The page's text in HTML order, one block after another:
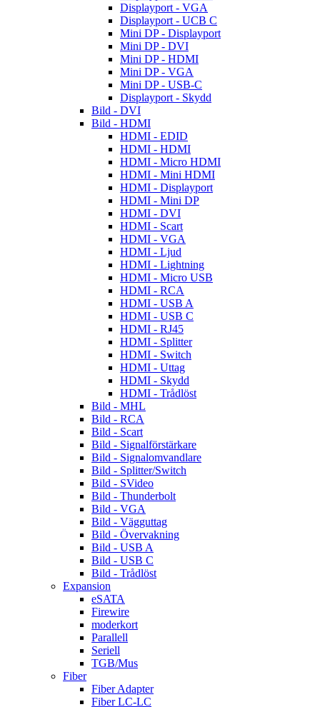
Displayport - VGA
Displayport - UCB C
Mini DP - Displayport
Mini DP - DVI
Mini DP - HDMI
Mini DP - VGA
Mini DP - USB-C
Displayport - Skydd
Bild - DVI
Bild - HDMI
HDMI - EDID
HDMI - HDMI
HDMI - Micro HDMI
HDMI - Mini HDMI
HDMI - Displayport
HDMI - Mini DP
HDMI - DVI
HDMI - Scart
HDMI - VGA
HDMI - Ljud
HDMI - Lightning
HDMI - Micro USB
HDMI - RCA
HDMI - USB A
HDMI - USB C
HDMI - RJ45
HDMI - Splitter
HDMI - Switch
HDMI - Uttag
HDMI - Skydd
HDMI - Trådlöst
Bild - MHL
Bild - RCA
Bild - Scart
Bild - Signalförstärkare
Bild - Signalomvandlare
Bild - Splitter/Switch
Bild - SVideo
Bild - Thunderbolt
Bild - VGA
Bild - Vägguttag
Bild - Övervakning
Bild - USB A
Bild - USB C
Bild - Trådlöst
Expansion
eSATA
Firewire
moderkort
Parallell
Seriell
TGB/Mus
Fiber
Fiber Adapter
Fiber LC-LC